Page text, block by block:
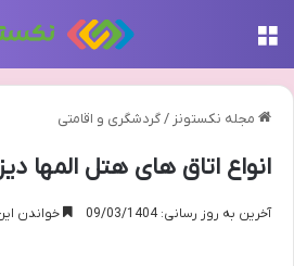
مجله نکستونز /گردشگری و اقامتی
انواع اتاق های هتل المها
آخرین به روز رسانی: 09/03/1404 خواندن این مطلب 11